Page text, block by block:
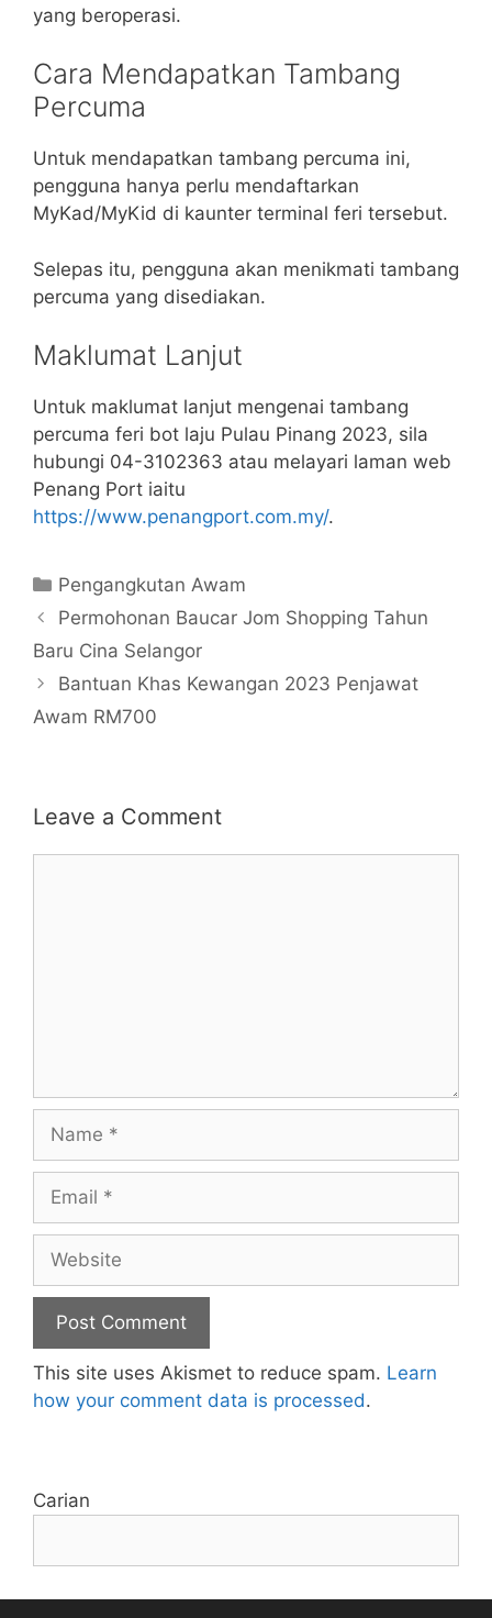
yang beroperasi.
Cara Mendapatkan Tambang
Percuma
Untuk mendapatkan tambang percuma ini,
pengguna hanya perlu mendaftarkan
MyKad/MyKid di kaunter terminal feri tersebut.
Selepas itu, pengguna akan menikmati tambang
percuma yang disediakan.
Maklumat Lanjut
Untuk maklumat lanjut mengenai tambang
percuma feri bot laju Pulau Pinang 2023, sila
hubungi 04-3102363 atau melayari laman web
Penang Port iaitu
https://www.penangport.com.my/.
Categories
Pengangkutan Awam
Permohonan Baucar Jom Shopping Tahun
Baru Cina Selangor
Bantuan Khas Kewangan 2023 Penjawat
Awam RM700
Leave a Comment
Name
Email
Website
This site uses Akismet to reduce spam. Learn
how your comment data is processed.
Carian